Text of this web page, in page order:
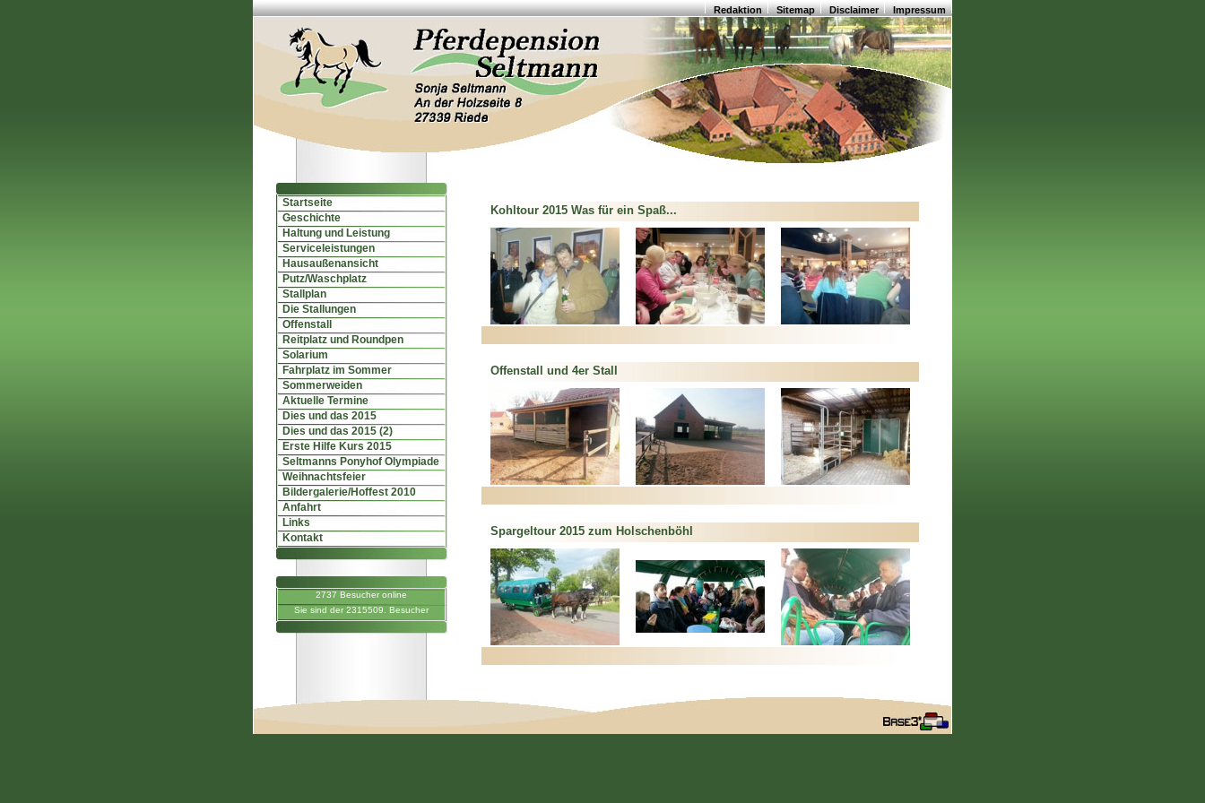
Redaktion Sitemap Disclaimer Impressum
Startseite
Geschichte
Haltung und Leistung
Serviceleistungen
Hausaußenansicht
Putz/Waschplatz
Stallplan
Die Stallungen
Offenstall
Reitplatz und Roundpen
Solarium
Fahrplatz im Sommer
Sommerweiden
Aktuelle Termine
Dies und das 2015
Dies und das 2015 (2)
Erste Hilfe Kurs 2015
Seltmanns Ponyhof Olympiade
Weihnachtsfeier
Bildergalerie/Hoffest 2010
Anfahrt
Links
Kontakt
2737 Besucher online
Sie sind der 2315509. Besucher
Kohltour 2015 Was für ein Spaß...
Offenstall und 4er Stall
Spargeltour 2015 zum Holschenböhl